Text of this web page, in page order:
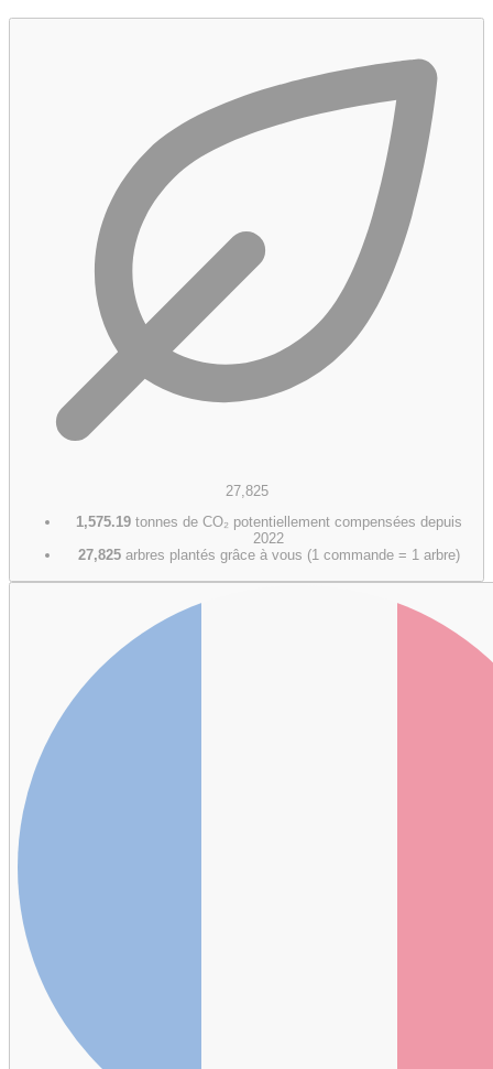
27,825
1,575.19tonnes de CO₂ potentiellement compensées depuis
2022
27,825 arbres plantés grâce à vous (1 commande = 1 arbre)